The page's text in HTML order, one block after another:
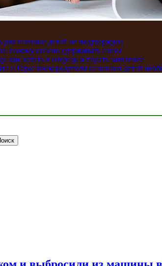
психики детей не подтвержден
почему опасно сдерживать слезы
как встать в очередь и подать заявление
и Гера: зачем родители называют детей